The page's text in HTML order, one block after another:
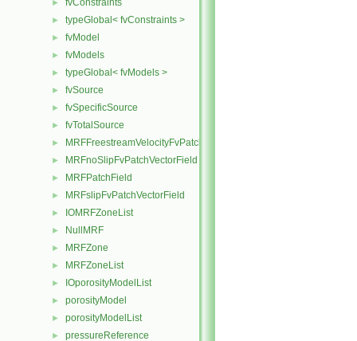
► fvConstraints
► typeGlobal< fvConstraints >
► fvModel
► fvModels
► typeGlobal< fvModels >
► fvSource
► fvSpecificSource
► fvTotalSource
► MRFFreestreamVelocityFvPatchVectorField
► MRFnoSlipFvPatchVectorField
► MRFPatchField
► MRFslipFvPatchVectorField
► IOMRFZoneList
► NullMRF
► MRFZone
► MRFZoneList
► IOporosityModelList
► porosityModel
► porosityModelList
► pressureReference